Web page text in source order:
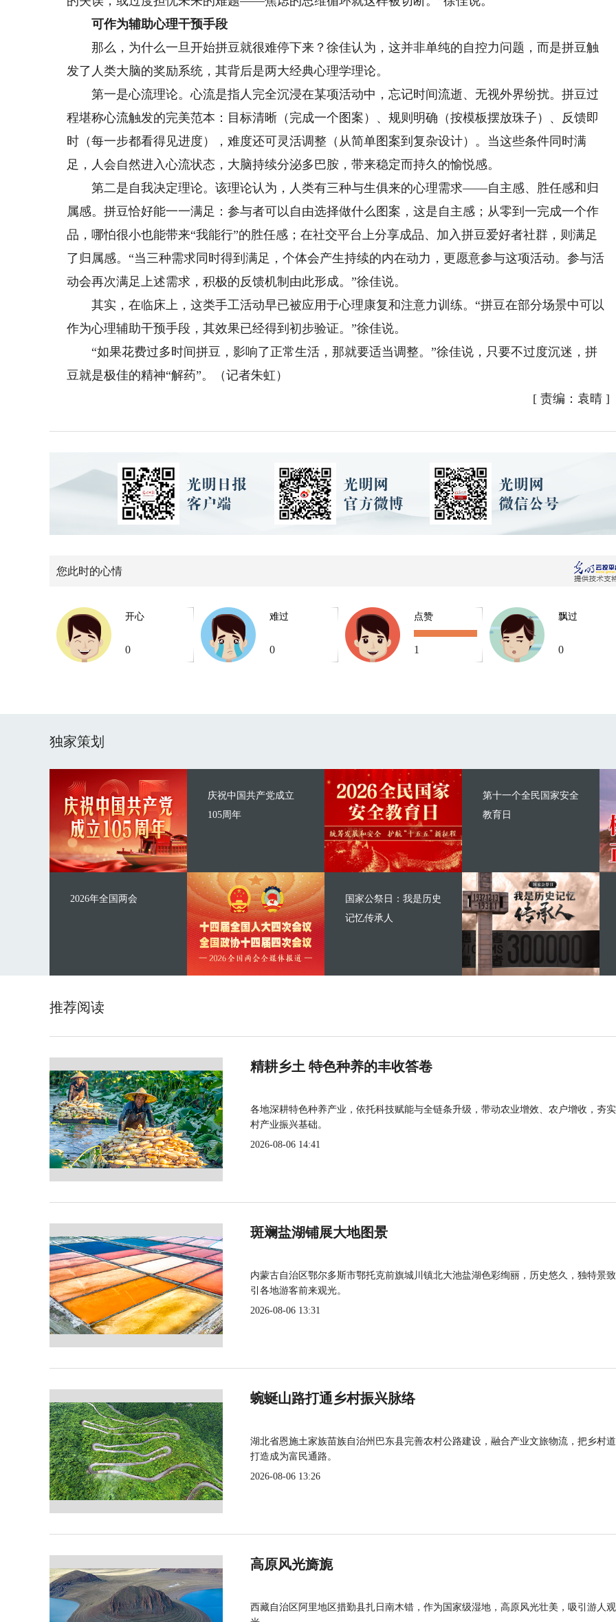
可作为辅助心理干预手段
那么，为什么一旦开始拼豆就很难停下来？徐佳认为，这并非单纯的自控力问题，而是拼豆触
发了人类大脑的奖励系统，其背后是两大经典心理学理论。
第一是心流理论。心流是指人完全沉浸在某项活动中，忘记时间流逝、无视外界纷扰。拼豆过
程堪称心流触发的完美范本：目标清晰（完成一个图案）、规则明确（按模板摆放珠子）、反馈即
时（每一步都看得见进度），难度还可灵活调整（从简单图案到复杂设计）。当这些条件同时满
足，人会自然进入心流状态，大脑持续分泌多巴胺，带来稳定而持久的愉悦感。
第二是自我决定理论。该理论认为，人类有三种与生俱来的心理需求——自主感、胜任感和归
属感。拼豆恰好能一一满足：参与者可以自由选择做什么图案，这是自主感；从零到一完成一个作
品，哪怕很小也能带来“我能行”的胜任感；在社交平台上分享成品、加入拼豆爱好者社群，则满足
了归属感。“当三种需求同时得到满足，个体会产生持续的内在动力，更愿意参与这项活动。参与活
动会再次满足上述需求，积极的反馈机制由此形成。”徐佳说。
其实，在临床上，这类手工活动早已被应用于心理康复和注意力训练。“拼豆在部分场景中可以
作为心理辅助干预手段，其效果已经得到初步验证。”徐佳说。
“如果花费过多时间拼豆，影响了正常生活，那就要适当调整。”徐佳说，只要不过度沉迷，拼
豆就是极佳的精神“解药”。（记者朱虹）
[ 责编：袁晴 ]
您此时的心情
开心
0
难过
0
点赞
1
飘过
0
独家策划
庆祝中国共产党成立
105周年
2026年全国两会
第十一个全民国家安全
教育日
国家公祭日：我是历史
记忆传承人
推荐阅读
精耕乡土 特色种养的丰收答卷
各地深耕特色种养产业，依托科技赋能与全链条升级，带动农业增效、农户增收，夯
村产业振兴基础。
2026-08-06 14:41
斑斓盐湖铺展大地图景
内蒙古自治区鄂尔多斯市鄂托克前旗城川镇北大池盐湖色彩绚丽，历史悠久，独特景
引各地游客前来观光。
2026-08-06 13:31
蜿蜒山路打通乡村振兴脉络
湖北省恩施土家族苗族自治州巴东县完善农村公路建设，融合产业文旅物流，把乡村
打造成为富民通路。
2026-08-06 13:26
高原风光旖旎
西藏自治区阿里地区措勤县扎日南木错，作为国家级湿地，高原风光壮美，吸引游人观